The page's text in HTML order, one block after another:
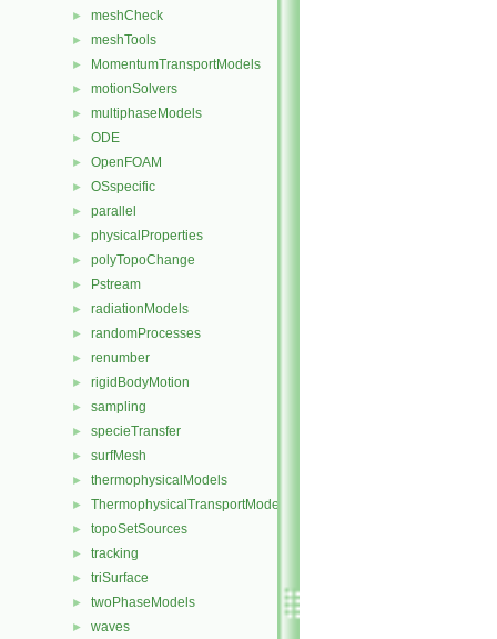
► meshCheck
► meshTools
► MomentumTransportModels
► motionSolvers
► multiphaseModels
► ODE
► OpenFOAM
► OSspecific
► parallel
► physicalProperties
► polyTopoChange
► Pstream
► radiationModels
► randomProcesses
► renumber
► rigidBodyMotion
► sampling
► specieTransfer
► surfMesh
► thermophysicalModels
► ThermophysicalTransportModels
► topoSetSources
► tracking
► triSurface
► twoPhaseModels
► waves